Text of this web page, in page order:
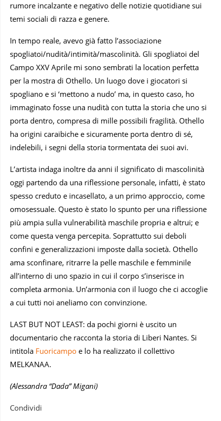
rumore incalzante e negativo delle notizie quotidiane sui
temi sociali di razza e genere.
In tempo reale, avevo già fatto l’associazione
spogliatoi/nudità/intimità/mascolinità. Gli spogliatoi del
Campo XXV Aprile mi sono sembrati la location perfetta
per la mostra di Othello. Un luogo dove i giocatori si
spogliano e si ‘mettono a nudo’ ma, in questo caso, ho
immaginato fosse una nudità con tutta la storia che uno si
porta dentro, compresa di mille possibili fragilità. Othello
ha origini caraibiche e sicuramente porta dentro di sé,
indelebili, i segni della storia tormentata dei suoi avi.
L’artista indaga inoltre da anni il significato di mascolinità
oggi partendo da una riflessione personale, infatti, è stato
spesso creduto e incasellato, a un primo approccio, come
omosessuale. Questo è stato lo spunto per una riflessione
più ampia sulla vulnerabilità maschile propria e altrui; e
come questa venga percepita. Soprattutto sui deboli
confini e generalizzazioni imposte dalla società. Othello
ama sconfinare, ritrarre la pelle maschile e femminile
all’interno di uno spazio in cui il corpo s’inserisce in
completa armonia. Un’armonia con il luogo che ci accoglie
a cui tutti noi aneliamo con convinzione.
LAST BUT NOT LEAST: da pochi giorni è uscito un
documentario che racconta la storia di Liberi Nantes. Si
intitola Fuoricampo e lo ha realizzato il collettivo
MELKANAA.
(Alessandra “Dada” Migani)
Condividi